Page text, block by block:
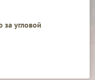
за угловой